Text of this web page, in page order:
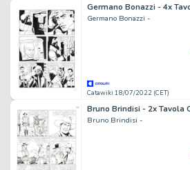
Germano Bonazzi -
Catawiki 18/07/2022 (CET)
Bruno Brindisi -